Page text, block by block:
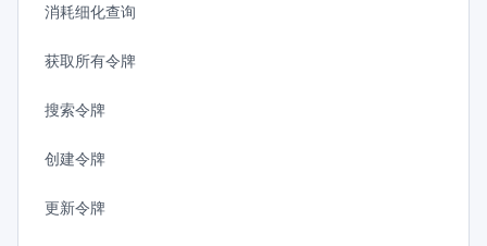
消耗细化查询
获取所有令牌
搜索令牌
创建令牌
更新令牌